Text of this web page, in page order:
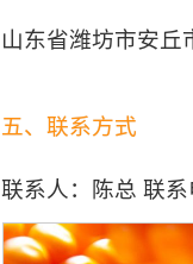
山东省潍坊市安丘
五、联系方式
联系人 ：陈总联